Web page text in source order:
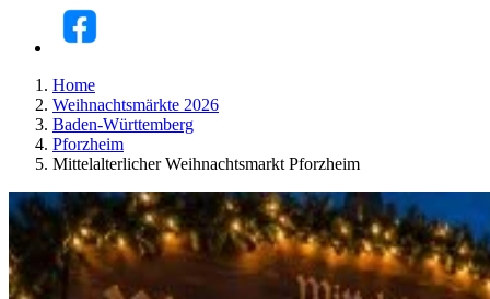
Home
Weihnachtsmärkte 2026
Baden-Württemberg
Pforzheim
Mittelalterlicher Weihnachtsmarkt Pforzheim